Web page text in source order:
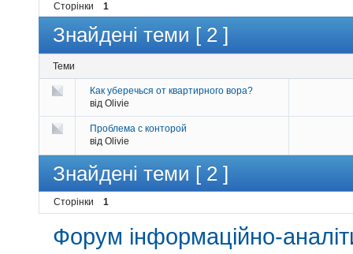
Сторінки 1
Знайдені теми [ 2 ]
Теми
Как уберечься от квартирного вора?
від Olivie
Проблема с конторой
від Olivie
Знайдені теми [ 2 ]
Сторінки 1
Форум інформаційно-